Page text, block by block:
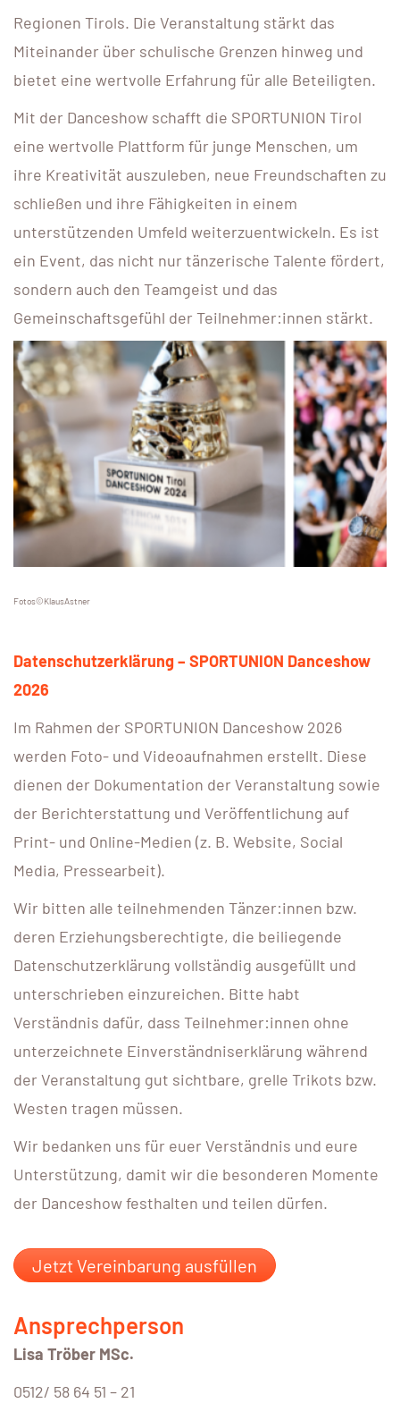
Regionen Tirols. Die Veranstaltung stärkt das
Miteinander über schulische Grenzen hinweg und
bietet eine wertvolle Erfahrung für alle Beteiligten.
Mit der Danceshow schafft die SPORTUNION Tirol
eine wertvolle Plattform für junge Menschen, um
ihre Kreativität auszuleben, neue Freundschaften zu
schließen und ihre Fähigkeiten in einem
unterstützenden Umfeld weiterzuentwickeln. Es ist
ein Event, das nicht nur tänzerische Talente fördert,
sondern auch den Teamgeist und das
Gemeinschaftsgefühl der Teilnehmer:innen stärkt.
Fotos©KlausAstner
Datenschutzerklärung – SPORTUNION Danceshow
2026
Im Rahmen der SPORTUNION Danceshow 2026
werden Foto- und Videoaufnahmen erstellt. Diese
dienen der Dokumentation der Veranstaltung sowie
der Berichterstattung und Veröffentlichung auf
Print- und Online-Medien (z. B. Website, Social
Media, Pressearbeit).
Wir bitten alle teilnehmenden Tänzer:innen bzw.
deren Erziehungsberechtigte, die beiliegende
Datenschutzerklärung vollständig ausgefüllt und
unterschrieben einzureichen. Bitte habt
Verständnis dafür, dass Teilnehmer:innen ohne
unterzeichnete Einverständniserklärung während
der Veranstaltung gut sichtbare, grelle Trikots bzw.
Westen tragen müssen.
Wir bedanken uns für euer Verständnis und eure
Unterstützung, damit wir die besonderen Momente
der Danceshow festhalten und teilen dürfen.
Jetzt Vereinbarung ausfüllen
Ansprechperson
Lisa Tröber MSc.
0512/ 58 64 51 – 21